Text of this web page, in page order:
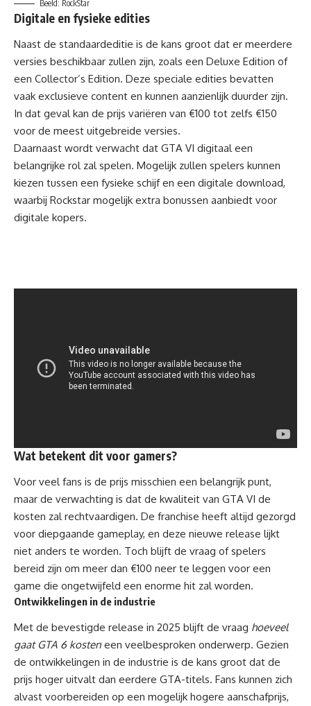
Beeld: RockStar
Digitale en fysieke edities
Naast de standaardeditie is de kans groot dat er meerdere
versies beschikbaar zullen zijn, zoals een Deluxe Edition of
een Collector’s Edition. Deze speciale edities bevatten
vaak exclusieve content en kunnen aanzienlijk duurder zijn.
In dat geval kan de prijs variëren van €100 tot zelfs €150
voor de meest uitgebreide versies.
Daarnaast wordt verwacht dat GTA VI digitaal een
belangrijke rol zal spelen. Mogelijk zullen spelers kunnen
kiezen tussen een fysieke schijf en een digitale download,
waarbij Rockstar mogelijk extra bonussen aanbiedt voor
digitale kopers.
Wat betekent dit voor gamers?
Voor veel fans is de prijs misschien een belangrijk punt,
maar de verwachting is dat de kwaliteit van GTA VI de
kosten zal rechtvaardigen. De franchise heeft altijd gezorgd
voor diepgaande gameplay, en deze nieuwe release lijkt
niet anders te worden. Toch blijft de vraag of spelers
bereid zijn om meer dan €100 neer te leggen voor een
game die ongetwijfeld een enorme hit zal worden.
Ontwikkelingen in de industrie
Met de bevestigde release in 2025 blijft de vraag hoeveel
gaat GTA 6 kosten een veelbesproken onderwerp. Gezien
de ontwikkelingen in de industrie is de kans groot dat de
prijs hoger uitvalt dan eerdere GTA-titels. Fans kunnen zich
alvast voorbereiden op een mogelijk hogere aanschafprijs,